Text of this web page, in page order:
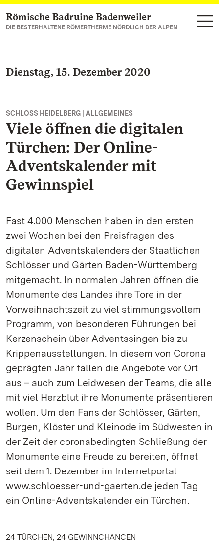
Zum Hauptinhalt springen
Römische Badruine Badenweiler
DIE BESTERHALTENE RÖMERTHERME NÖRDLICH DER ALPEN
Dienstag, 15. Dezember 2020
SCHLOSS HEIDELBERG | ALLGEMEINES
Viele öffnen die digitalen
Türchen: Der Online-
Adventskalender mit
Gewinnspiel
Fast 4.000 Menschen haben in den ersten
zwei Wochen bei den Preisfragen des
digitalen Adventskalenders der Staatlichen
Schlösser und Gärten Baden-Württemberg
mitgemacht. In normalen Jahren öffnen die
Monumente des Landes ihre Tore in der
Vorweihnachtszeit zu viel stimmungsvollem
Programm, von besonderen Führungen bei
Kerzenschein über Adventssingen bis zu
Krippenausstellungen. In diesem von Corona
geprägten Jahr fallen die Angebote vor Ort
aus – auch zum Leidwesen der Teams, die alle
mit viel Herzblut ihre Monumente präsentieren
wollen. Um den Fans der Schlösser, Gärten,
Burgen, Klöster und Kleinode im Südwesten in
der Zeit der coronabedingten Schließung der
Monumente eine Freude zu bereiten, öffnet
seit dem 1. Dezember im Internetportal
www.schloesser-und-gaerten.de jeden Tag
ein Online-Adventskalender ein Türchen.
24 TÜRCHEN, 24 GEWINNCHANCEN